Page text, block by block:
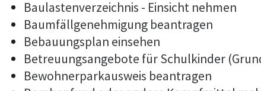
Baulastenverzeichnis - Einsicht nehmen
Baumfällgenehmigung beantragen
Bebauungsplan einsehen
Betreuungsangebote für Schulkinder
Bewohnerparkausweis beantragen